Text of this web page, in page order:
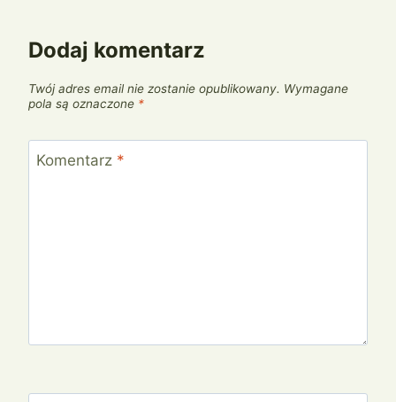
Dodaj komentarz
Twój adres email nie zostanie opublikowany. Wymagane
pola są oznaczone *
Komentarz *